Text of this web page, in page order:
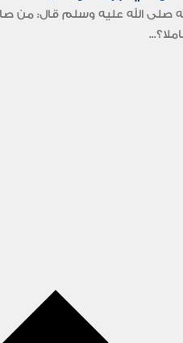
الله عليه وسلم قال: من